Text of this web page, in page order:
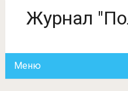
Журнал
Меню